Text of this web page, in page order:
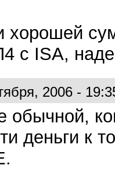
хорошей
с ISA,
2006 -
деньги к